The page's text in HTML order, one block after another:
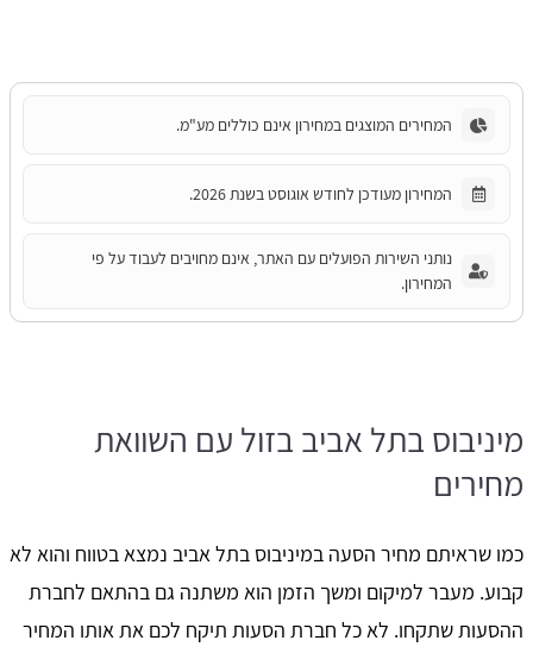
המחירים המוצגים במחירון אינם כוללים מע"מ.
המחירון מעודכן לחודש אוגוסט בשנת 2026.
נותני השירות הפועלים עם האתר, אינם מחויבים לעבוד על פי
המחירון.
מיניבוס בתל אביב בזול עם השוואת
מחירים
כמו שראיתם מחיר הסעה במיניבוס בתל אביב נמצא בטווח והוא לא
קבוע. מעבר למיקום ומשך הזמן הוא משתנה גם בהתאם לחברת
ההסעות שתקחו. לא כל חברת הסעות תיקח לכם את אותו המחיר